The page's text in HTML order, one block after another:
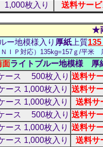
枚入り 送料サー
★
ー地模様入り 厚紙 上質
ＮＩＰ対応）135kg=157ｇ/平米
面ライトブルー地模様 厚
ース 500枚入り 送料サ
ース 1,000枚入り 送料サ
ース 1,000枚入り
送料サ
ース 500枚入り 送料サ
ース 1,000枚入り 送料サ
ース 1,000枚入り
送料サ